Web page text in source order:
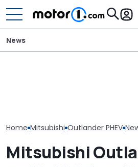
News
Home Mitsubishi Outlander PHEV
Mitsubishi